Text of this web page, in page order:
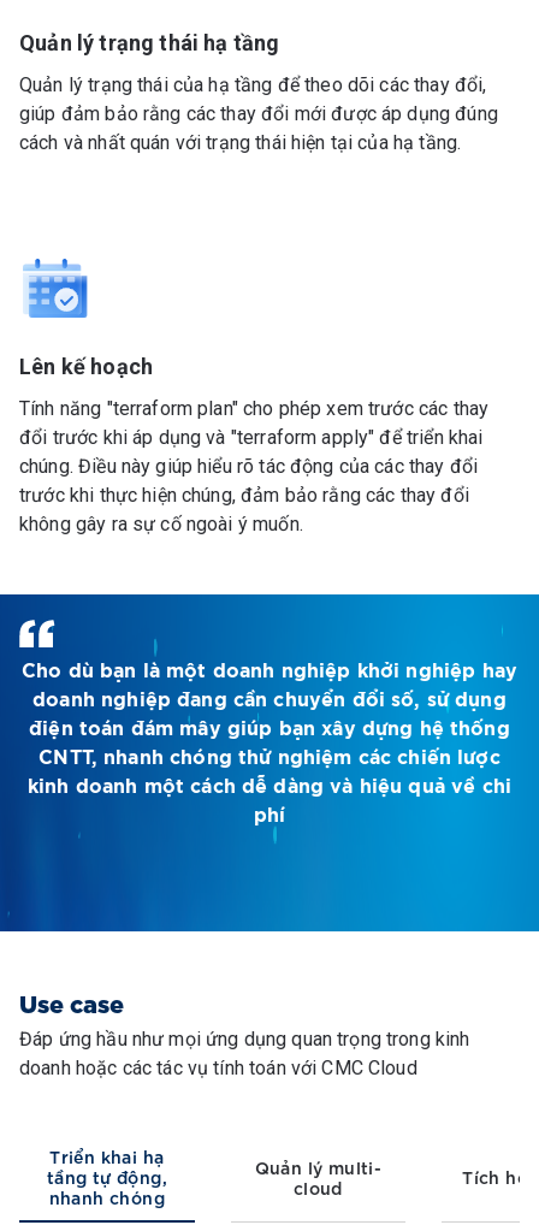
Quản lý trạng thái hạ tầng
Quản lý trạng thái của hạ tầng để theo dõi các thay đổi,
giúp đảm bảo rằng các thay đổi mới được áp dụng đúng
cách và nhất quán với trạng thái hiện tại của hạ tầng.
Lên kế hoạch
Tính năng "terraform plan" cho phép xem trước các thay
đổi trước khi áp dụng và "terraform apply" để triển khai
chúng. Điều này giúp hiểu rõ tác động của các thay đổi
trước khi thực hiện chúng, đảm bảo rằng các thay đổi
không gây ra sự cố ngoài ý muốn.
Cho dù bạn là một doanh nghiệp khởi nghiệp hay
doanh nghiệp đang cần chuyển đổi số, sử dụng
điện toán đám mây giúp bạn xây dựng hệ thống
CNTT, nhanh chóng thử nghiệm các chiến lược
kinh doanh một cách dễ dàng và hiệu quả về chi
phí
Use case
Đáp ứng hầu như mọi ứng dụng quan trọng trong kinh
doanh hoặc các tác vụ tính toán với CMC Cloud
Triển khai hạ
tầng tự động,
nhanh chóng
Quản lý multi-
cloud
Tích